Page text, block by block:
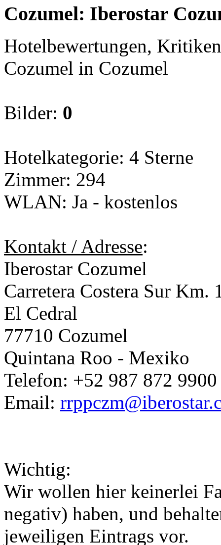
Cozumel: Iberostar
Hotelbewertungen,
Cozumel in Cozumel
Bilder: 0
Hotelkategorie: 4 Sterne
Zimmer: 294
WLAN: Ja - kostenlos
Kontakt / Adresse:
Iberostar Cozumel
Carretera Costera Sur Km.
El Cedral
77710 Cozumel
Quintana Roo - Mexiko
Telefon: +52 987 872 9900
Email:
Wichtig:
Wir wollen hier keinerlei
negativ) haben, und
jeweiligen Eintrags vor.